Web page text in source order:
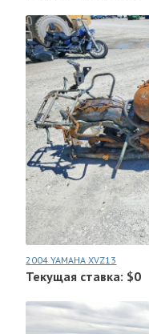
2004 YAMAHA XVZ13
Текущая ставка: $0